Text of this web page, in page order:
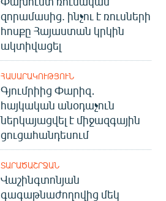
զորամասից. ինչու է ռուսների
հոսքը Հայաստան կրկին
ակտիվացել
ՀԱՍԱՐԱԿՈՒԹՅՈՒՆ
Գյումրիից Փարիզ․
հայկական անօդաչուն
ներկայացվել է միջազգային
ցուցահանդեսում
ՏԱՐԱԾԱՇՐՋԱՆ
Վաշինգտոնյան
գագաթնաժողովից մեկ